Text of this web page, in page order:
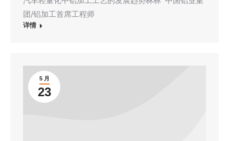
团/铝加工首席工程师
详情
5 月
23